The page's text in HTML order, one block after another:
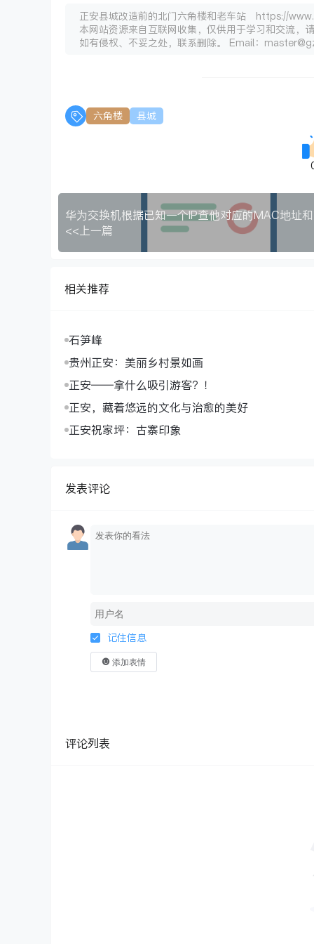
正安县城改造前的北门六角楼和老车站 https://
本网站资源来自互联网收集，仅供用于学习和交流，
如有侵权、不妥之处，联系删除。 Email：
六角楼 县城
<<上一篇
相关推荐
石笋峰
贵州正安：美丽乡村景如画
正安——拿什么吸引游客？！
正安，藏着悠远的文化与治愈的美好
正安祝家坪：古寨印象
发表评论
记住信息
添加表情
评论列表